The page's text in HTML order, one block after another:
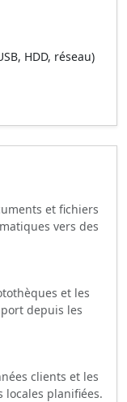
HDD, réseau)
et fichiers
vers des
et les
depuis les
clients et les
locales planifiées.